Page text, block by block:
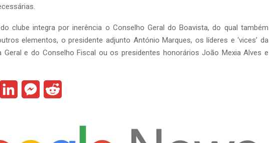
clube integra por inerência o Conselho Geral do Boavista, do qual também
elementos, o presidente adjunto António Marques, os líderes e ‘vices’ da
Geral e do Conselho Fiscal ou os presidentes honorários João Mexia Alves e
W
M